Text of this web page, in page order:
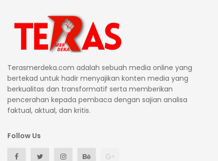
Terasmerdeka.com adalah sebuah media online yang
bertekad untuk hadir menyajikan konten media yang
berkualitas dan transformatif serta memberikan
pencerahan kepada pembaca dengan sajian analisa
faktual, aktual, dan kritis.
Follow Us